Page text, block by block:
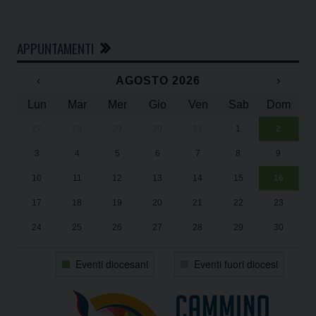
APPUNTAMENTI
‹ AGOSTO 2026
›
Lun
Mar Mer Gio Ven Sab Dom
1 2
3 4 5 6 7 8 9
10 11 12 13 14 15 16
17 18 19 20 21 22 23
24 25 26 27 28 29 30
Eventi diocesani Eventi fuori diocesi